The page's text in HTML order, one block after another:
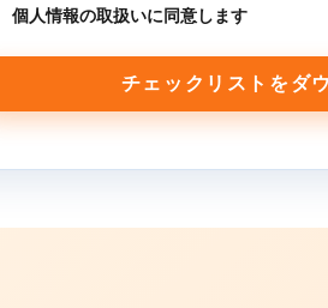
個人情報の取扱いに同意します